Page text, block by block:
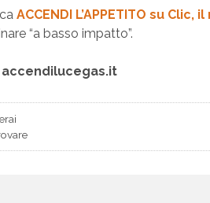
ACCENDI L’APPETITO su
“a basso impatto”.
accendilucegas.it